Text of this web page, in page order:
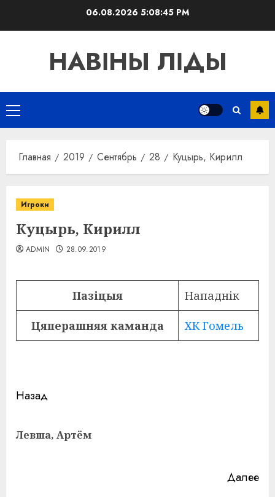
06.08.2026 5:08:46 PM
НАВІНЫ ЛІДЫ
Основное
меню
Главная 2019 Сентябрь 28 Куцырь, Кирилл
Игроки
Куцырь, Кирилл
ADMIN 28.09.2019
Пазіцыя Нападнік
Цяперашняя каманда ХК Гомель
Навигация
Назад
Левша, Артём
Далее